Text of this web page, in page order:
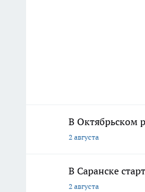
В Октябрьском
2 августа
В Саранске
2 августа